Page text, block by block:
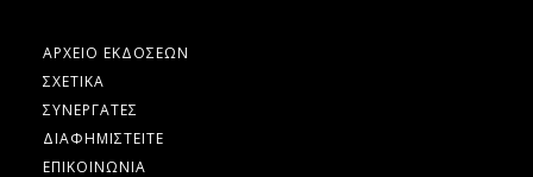
ΑΡΧΕΙΟ ΕΚΔΟΣΕΩΝ
ΣΧΕΤΙΚΑ
ΣΥΝΕΡΓΑΤΕΣ
ΔΙΑΦΗΜΙΣΤΕΙΤΕ
ΕΠΙΚΟΙΝΩΝΙΑ